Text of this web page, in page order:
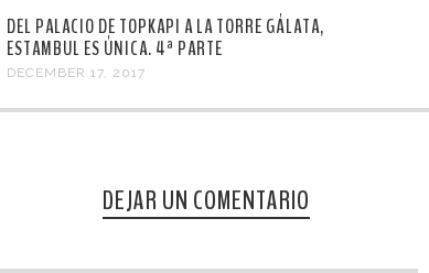
DEL PALACIO DE TOPKAPI A LA TORRE GÁLATA,
ESTAMBUL ES ÚNICA. 4ª PARTE
DECEMBER 17, 2017
DEJAR UN COMENTARIO